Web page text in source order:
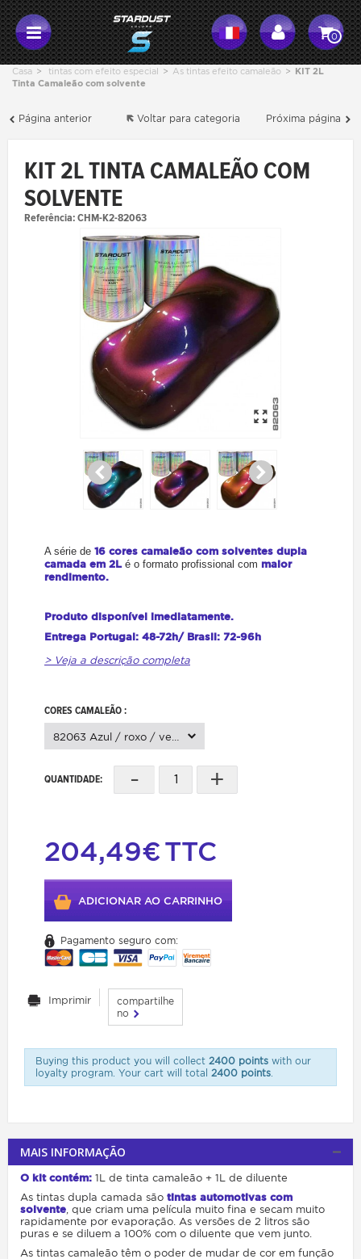
0
Casa > tintas com efeito especial > As tintas efeito camaleão > KIT 2L
Tinta Camaleão com solvente
Página anterior Próxima página
Voltar para categoria
KIT 2L TINTA CAMALEÃO COM
SOLVENTE
Referência:CHM-K2-82063
A série de 16 cores camaleão com solventes dupla
camada em 2Lé o formato profissional com maior
rendimento.
Produto disponível imediatamente.
Entrega Portugal: 48-72h/ Brasil: 72-96h
> Veja a descrição completa
CORES CAMALEÃO :
82063 Azul / roxo / vermelho / cobre
QUANTIDADE: - +
204,49€TTC
ADICIONAR AO CARRINHO
Pagamento seguro com:
Imprimir
compartilhe
no
Buying this product you will collect 2400 pointswith our
loyalty program. Your cart will total 2400 points.
MAIS INFORMAÇÃO
O kit contém: 1L de tinta camaleão + 1L de diluente
As tintas dupla camada são tintas automotivas com
solvente , que criam uma película muito fina e secam muito
rapidamente por evaporação. As versões de 2 litros são
puras e se diluem a 100% com o diluente que vem junto.
As tintas camaleão têm o poder de mudar de cor em função